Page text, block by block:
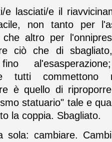
e lasciati/e il
non tanto per
altro per
ciò che di
tutti commettono
è quello di
statuario" tale e
la coppia. Sbagliato.
sola: cambiare.